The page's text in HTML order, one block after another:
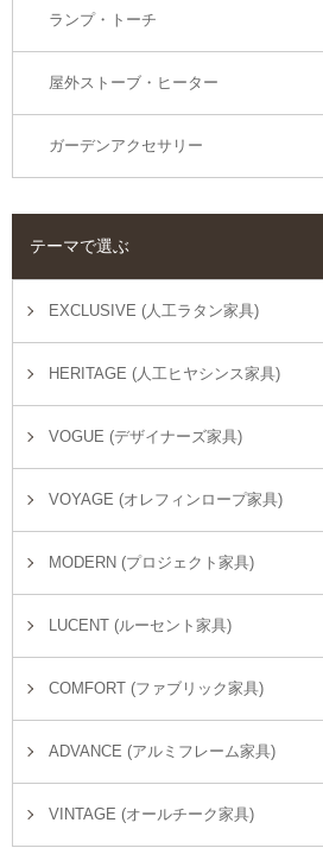
ランプ・トーチ
屋外ストーブ・ヒーター
ガーデンアクセサリー
テーマで選ぶ
EXCLUSIVE (人工ラタン家具)
HERITAGE (人工ヒヤシンス家具)
VOGUE (デザイナーズ家具)
VOYAGE (オレフィンロープ家具)
MODERN (プロジェクト家具)
LUCENT (ルーセント家具)
COMFORT (ファブリック家具)
ADVANCE (アルミフレーム家具)
VINTAGE (オールチーク家具)